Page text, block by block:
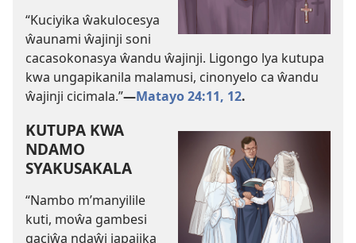
“Kuciyika ŵakulocesya
ŵaunami ŵajinji soni
cacasokonasya ŵandu ŵajinji. Ligongo lya kutupa
kwa ungapikanila malamusi, cinonyelo ca ŵandu
ŵajinji cicimala.”—Matayo 24:11, 12.
KUTUPA KWA
NDAMO
SYAKUSAKALA
“Nambo m’manyilile
kuti, moŵa gambesi
gaciŵa ndaŵi japajika